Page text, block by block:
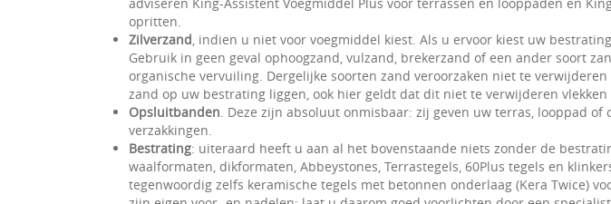
opritten.
Zilverzand , indien u niet voor voegmiddel kiest. Als u ervoor kiest uw
Gebruik in geen geval ophoogzand, vulzand, brekerzand of een ander soort
organische vervuiling. Dergelijke soorten zand veroorzaken niet te
zand op uw bestrating liggen, ook hier geldt dat dit niet te verwijderen vlekken
Opsluitbanden . Deze zijn absoluut onmisbaar: zij geven uw terras, looppad
verzakkingen.
Bestrating: uiteraard heeft u aan al het bovenstaande niets zonder de
waalformaten, dikformaten, Abbeystones, Terrastegels, 60Plus tegels en
tegenwoordig zelfs keramische tegels met betonnen onderlaag (Kera Twice)